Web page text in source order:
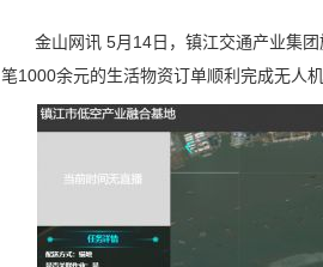
金山网讯 5月14日，镇江交通产业集
笔1000余元的生活物资订单顺利完成无人